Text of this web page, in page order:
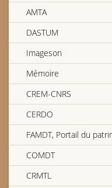
Albert Valade,
Bal à
AMTA
DASTUM
Imageson
Mémoire
CREM-CNRS
CERDO
FAMDT, Portail du
COMDT
CRMTL